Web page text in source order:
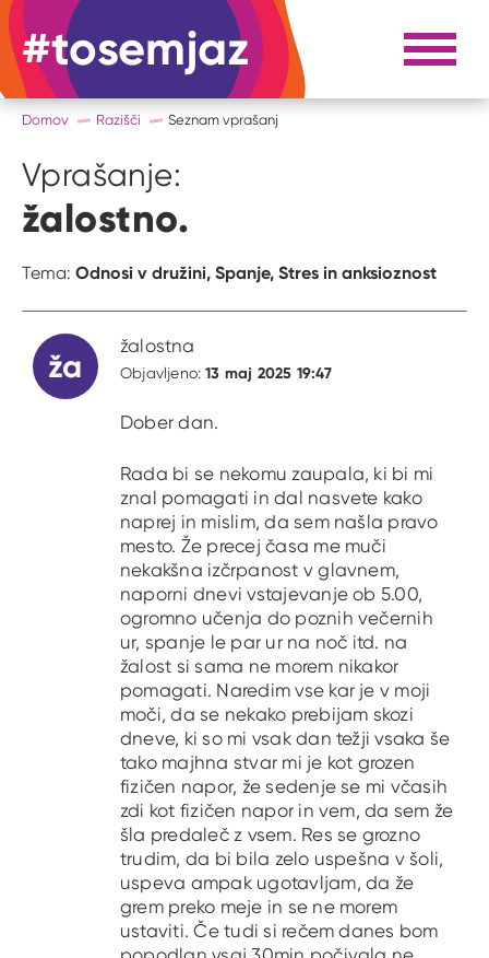
#tosemjaz #to sem jaz Razpri
Domov Razišči Seznam vprašanj
Vprašanje:
žalostno.
Tema: Odnosi v družini, Spanje, Stres in anksioznost
ža
žalostna
Objavljeno:13 maj 2025 19:47
Dober dan.
Rada bi se nekomu zaupala, ki bi mi
znal pomagati in dal nasvete kako
naprej in mislim, da sem našla pravo
mesto. Že precej časa me muči
nekakšna izčrpanost v glavnem,
naporni dnevi vstajevanje ob 5.00,
ogromno učenja do poznih večernih
ur, spanje le par ur na noč itd. na
žalost si sama ne morem nikakor
pomagati. Naredim vse kar je v moji
moči, da se nekako prebijam skozi
dneve, ki so mi vsak dan težji vsaka še
tako majhna stvar mi je kot grozen
fizičen napor, že sedenje se mi včasih
zdi kot fizičen napor in vem, da sem že
šla predaleč z vsem. Res se grozno
trudim, da bi bila zelo uspešna v šoli,
uspeva ampak ugotavljam, da že
grem preko meje in se ne morem
ustaviti. Če tudi si rečem danes bom